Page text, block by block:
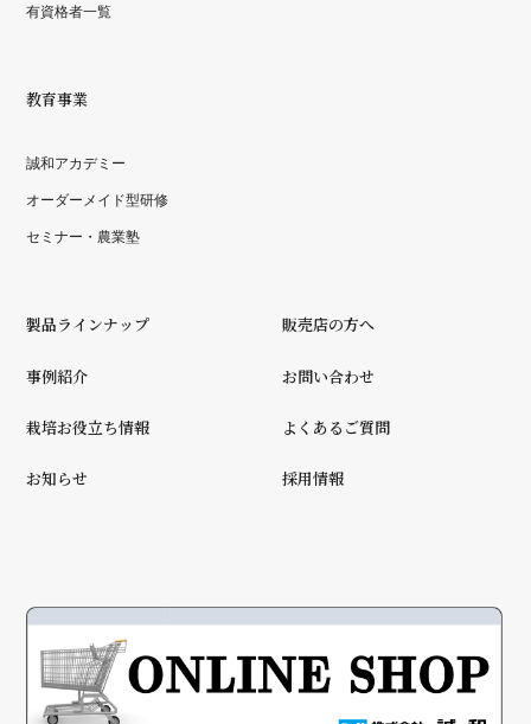
有資格者一覧
教育事業
誠和アカデミー
オーダーメイド型研修
セミナー・農業塾
製品ラインナップ
事例紹介
栽培お役立ち情報
お知らせ
販売店の方へ
お問い合わせ
よくあるご質問
採用情報